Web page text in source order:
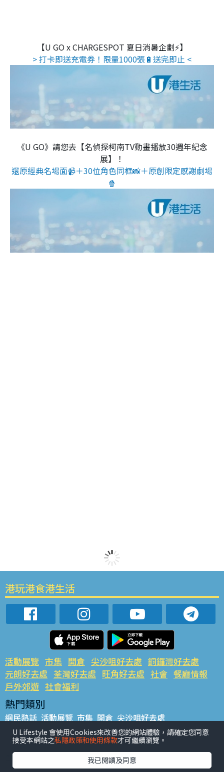
【U GO x CHARGESPOT 夏日消暑企劃⚡】
> 打卡即送充電券！限量1000張🔋送完即止 <
《U GO》請您去【名偵探柯南TV動畫播放30週年紀念
展】！
還原經典名場面📹＋30位角色同框📸＋原創限定感謝劇場
🍿
港玩港食港生活
活動展覽 市集 開倉 尖沙咀好去處 銅鑼灣好去處
元朗好去處 荃灣好去處 旺角好去處 社會 餐廳情報
戶外郊遊 社會福利
熱門類別
網民熱話 活動展覽 市集 開倉 尖沙咀好去處
銅鑼灣好去處 元朗好去處 荃灣好去處 旺角好去處 社會
餐廳情報 戶外郊遊
熱門標籤
U Lifestyle 會使用Cookies來改善您的網站體驗，請確定您同意
接受本網站之私隱政策和使用條款才可繼續瀏覽。
我已閱讀及同意